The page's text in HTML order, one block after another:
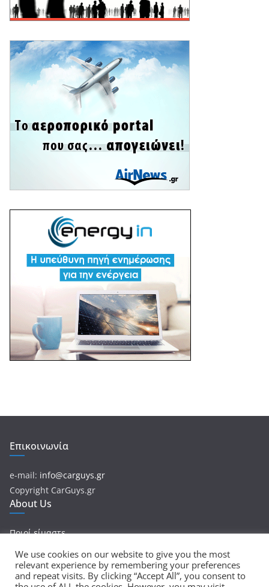
Επικοινωνία
e-mail: info@carguys.gr
Copyright CarGuys.gr
About Us
Ποιοί είμαστε
Πνευματικά Δικαιώματα © 2026CarGuys. Τα πνευματικά
We use cookies on our website to give you the most
relevant experience by remembering your preferences
and repeat visits. By clicking “Accept All”, you consent to